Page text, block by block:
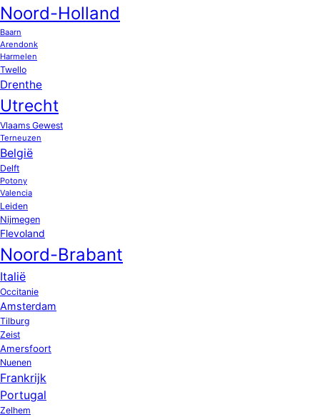
Noord-Holland
Baarn
Arendonk
Harmelen
Twello
Drenthe
Utrecht
Vlaams Gewest
Terneuzen
België
Delft
Potony
Valencia
Leiden
Nijmegen
Flevoland
Noord-Brabant
Italië
Occitanie
Amsterdam
Tilburg
Zeist
Amersfoort
Nuenen
Frankrijk
Portugal
Zelhem